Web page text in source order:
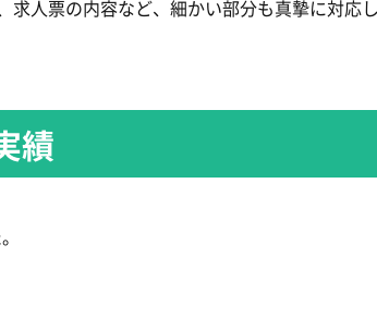
求人票の内容など、細かい部分も真摯に対応し
績